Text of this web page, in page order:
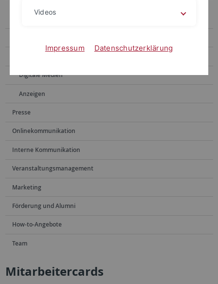
Anträge, erweiterte Geschäftsausstattung, Konferenz- und
Digitale Medien
Anzeigen
Presse
Onlinekommunikation
Interne Kommunikation
Veranstaltungsmanagement
Marketing
Förderung und Alumni
How-to-Angebote
Team
Mitarbeitercards
Videos
Impressum Datenschutzerklärung